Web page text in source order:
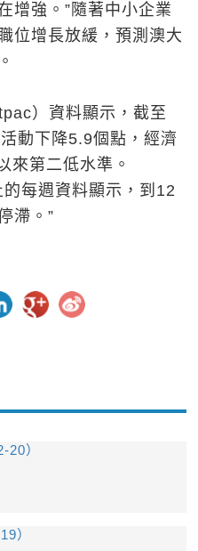
增強。”隨著中小企業
位增長放緩，預測澳大
）資料顯示，截至
動下降5.9個點，經濟
來第二低水準。
每週資料顯示，到12
滯。”
20）
）